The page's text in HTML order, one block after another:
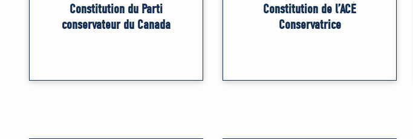
Constitution du Parti
conservateur du Canada
Constitution de l’ACÉ
Conservatrice